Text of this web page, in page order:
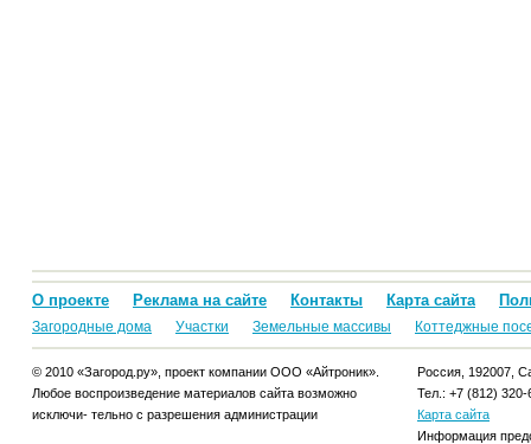
О проекте Реклама на сайте Контакты Карта сайта
Загородные дома Участки Земельные массивы Коттеджные
© 2010 «Загород.ру», проект компании ООО «Айтроник».
Любое воспроизведение материалов сайта возможно
исключи- тельно с разрешения администрации
Россия, 192007,
Тел.: +7 (812) 320-
Карта сайта
Информация